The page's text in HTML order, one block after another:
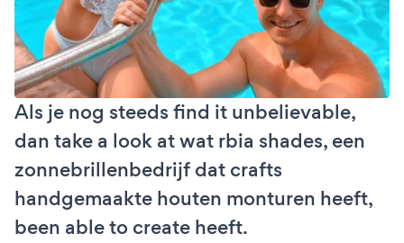
Als je nog steeds find it unbelievable,
dan take a look at wat rbia shades, een
zonnebrillenbedrijf dat crafts
handgemaakte houten monturen heeft,
been able to create heeft.